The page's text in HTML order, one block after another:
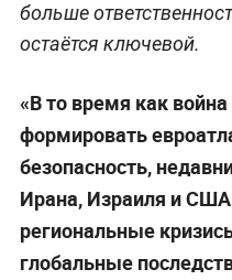
больше
остаётся ключевой.
«В то время как
формировать
безопасность,
Ирана, Израиля и США
региональные
глобальные